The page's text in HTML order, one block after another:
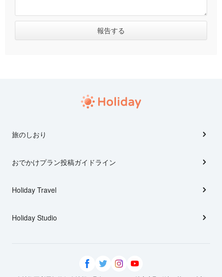
旅のしおり
おでかけプラン投稿ガイドライン
Holiday Travel
Holiday Studio